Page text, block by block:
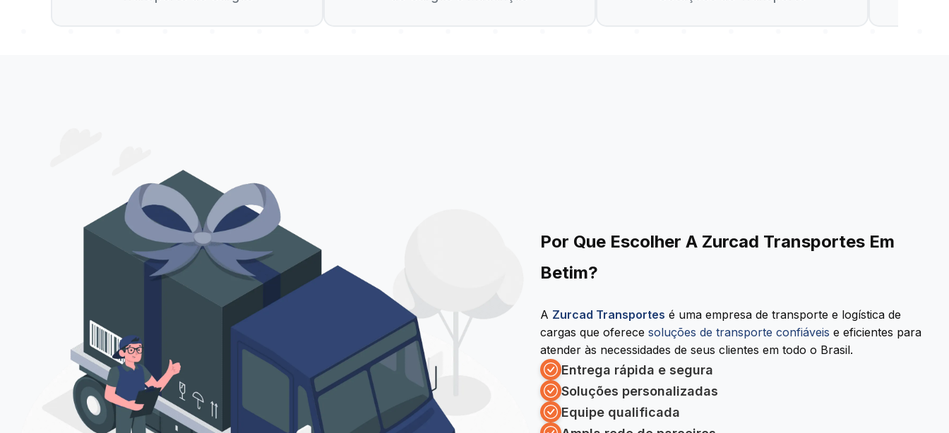
Por Que Escolher A Zurcad Transportes Em
Betim?
A Zurcad Transportes é uma empresa de transporte e logística de
cargas que oferece soluções de transporte confiáveis e eficientes para
atender às necessidades de seus clientes em todo o Brasil.
Entrega rápida e segura
Soluções personalizadas
Equipe qualificada